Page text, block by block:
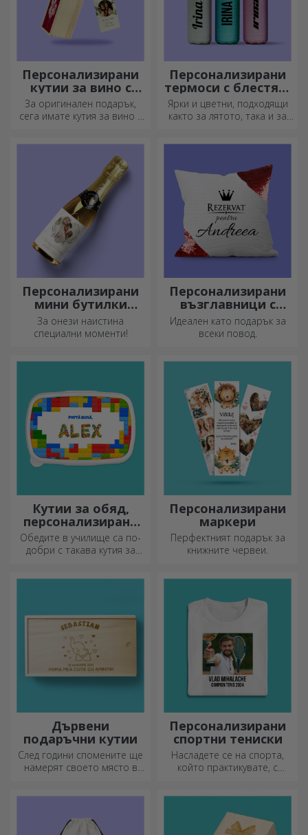
Персонализирани
кутии за вино с
фотография
За оригинален подарък,
сега имате кутия за вино с
Персонализирани
термоси с блестящ
дизайн
Ярки и цветни, подходящи
както за лятото, така и за
навсякъде с вас!
Персонализирани
мини бутилки
пенливо вино
За онези наистина
специални моменти!
Персонализирани
възглавници с
пайети
Идеален като подарък за
всеки повод.
Кутии за обяд,
персонализирани
касероли
Обедите в училище са по-
добри с такава кутия за
Персонализирани
маркери
Перфектният подарък за
книжните червеи.
Дървени
подаръчни кутии
След години спомените ще
намерят своето място в
Персонализирани
спортни тениски
Насладете се на спорта,
който практикувате, с
вашата любима!